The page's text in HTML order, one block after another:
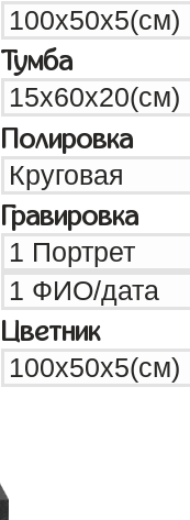
Тумба
Полировка
Гравировка
Цветник